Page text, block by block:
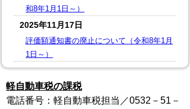
和8年1月1日～）
2025年11月17日
評価額通知書の廃止について（令和8年1月
1日～）
軽自動車税の課税
電話番号：軽自動車税担当／0532－51－